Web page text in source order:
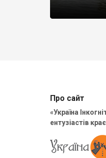
Про сайт
«Україна
ентузіастів